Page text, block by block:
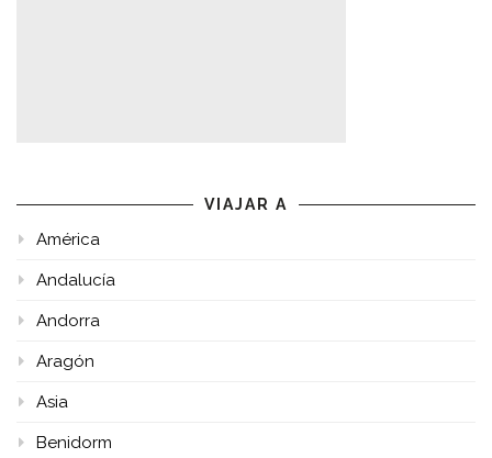
VIAJAR A
América
Andalucía
Andorra
Aragón
Asia
Benidorm